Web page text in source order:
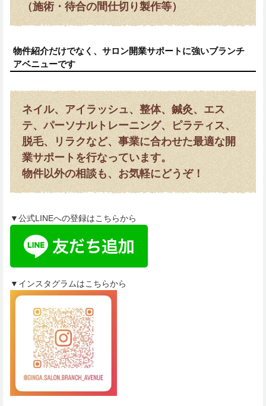
（施術・待合の間仕切り製作等）
物件紹介だけでなく、サロン開業サポートに強いブランチ
アベニューです
ネイル、アイラッシュ、整体、鍼灸、エス
テ、パーソナルトレーニング、ピラティス、
脱毛、リラクなど、事業に合わせた最適な開
業サポートを行なっています。
物件以外の相談も、お気軽にどうぞ！
▼公式LINEへの登録はこちらから
▼インスタグラムはこちらから